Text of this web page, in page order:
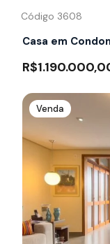
Código 3608
Casa em
Venda